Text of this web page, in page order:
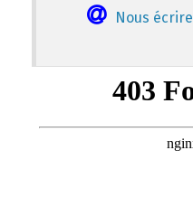
Nous écrire